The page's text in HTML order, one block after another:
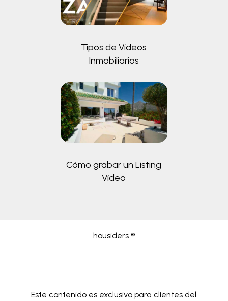
Tipos de Videos
Inmobiliarios
Cómo grabar un Listing
Vídeo
housiders ®
Este contenido es exclusivo para clientes del